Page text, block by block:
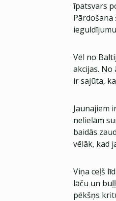
īpatsvars
Vēl no
akcijas. No
ir sajūta,
Jaunajiem
nelielām
baidās
vēlāk, kad
Viņa ceļš
lāču un
pēkšņs